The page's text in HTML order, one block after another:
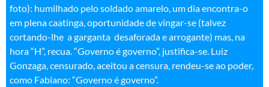
foto): humilhado pelo soldado amarelo, um dia encontra-o
em plena caatinga, oportunidade de vingar-se (talvez
cortando-lhe a garganta desaforada e arrogante) mas, na
hora “H”, recua. “Governo é governo”, justifica-se. Luiz
Gonzaga, censurado, aceitou a censura, rendeu-se ao poder,
como Fabiano: “Governo é governo”.